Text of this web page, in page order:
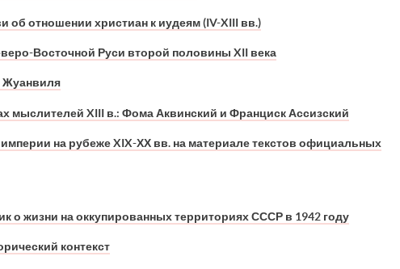
об отношении христиан к иудеям (IV-XIII вв.)
Восточной Руси второй половины XII века
Жуанвиля
мыслителей XIII в.: Фома Аквинский и Франциск Ассизский
на рубеже XIX-ХХ вв. на материале текстов официальных
о жизни на оккупированных территориях СССР в 1942 году
контекст